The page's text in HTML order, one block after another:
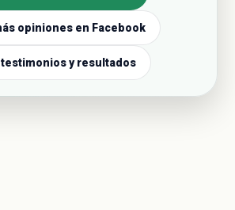
opiniones en Facebook
y resultados